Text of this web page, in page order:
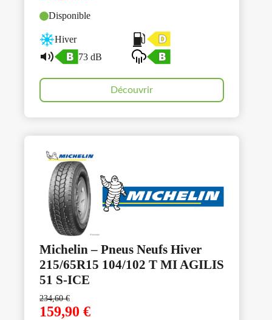
Disponible
Hiver
73 dB
Découvrir
Michelin – Pneus Neufs Hiver
215/65R15 104/102 T MI AGILIS
51 S-ICE
234,60€
159,90 €